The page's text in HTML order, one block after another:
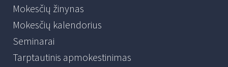
Mokesčių žinynas
Mokesčių kalendorius
Seminarai
Tarptautinis apmokestinimas